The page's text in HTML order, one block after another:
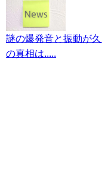
謎の爆発音と振動が
の真相は.....